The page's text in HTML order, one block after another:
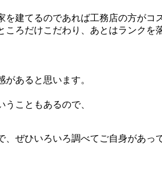
建てるのであれば工務店の方がコ
ろだけこだわり、あとはランク
あると思います。
こともあるので、
ぜひいろいろ調べてご自身があっ